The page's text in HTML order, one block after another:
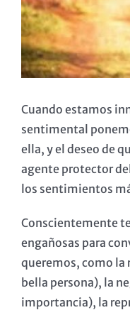
Cuando estamos
sentimental
ella, y el deseo de
agente protector
los sentimientos
Conscientemente
engañosas para
queremos, como la
bella persona), la
importancia), la